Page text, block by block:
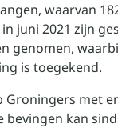
waarvan
juni 2021 zijn
genomen,
is toegekend.
Groningers met
kan